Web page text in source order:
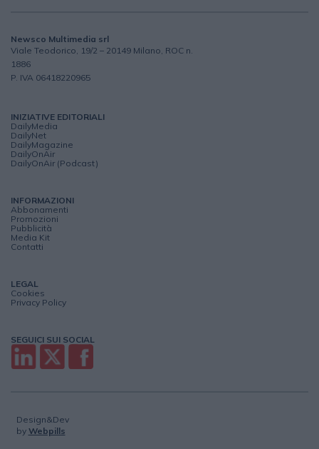
Newsco Multimedia srl
Viale Teodorico, 19/2 – 20149 Milano, ROC n.
1886
P. IVA 06418220965
INIZIATIVE EDITORIALI
DailyMedia
DailyNet
DailyMagazine
DailyOnAir
DailyOnAir (Podcast)
INFORMAZIONI
Abbonamenti
Promozioni
Pubblicità
Media Kit
Contatti
LEGAL
Cookies
Privacy Policy
SEGUICI SUI SOCIAL
Design&Dev
by Webpills